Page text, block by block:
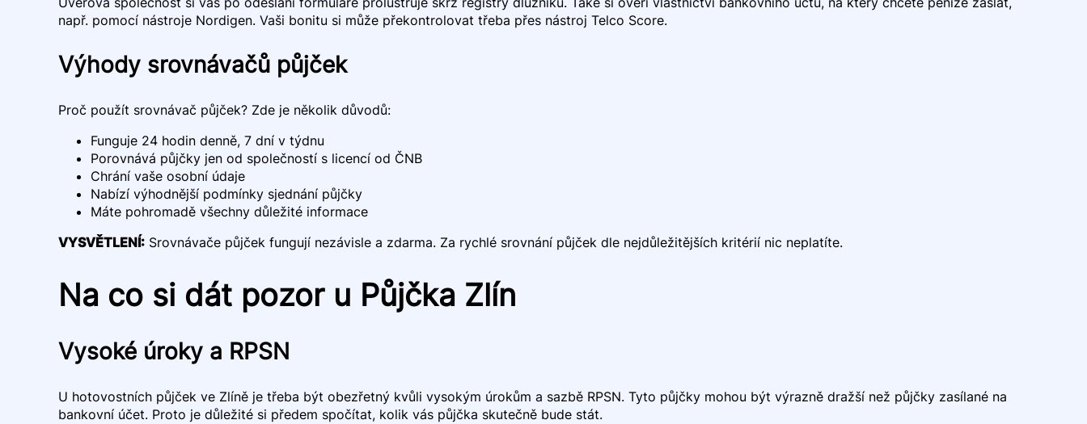
např. pomocí nástroje Nordigen. Vaši bonitu si může překontrolovat třeba přes nástroj Telco Score.
Výhody srovnávačů půjček
Proč použít srovnávač půjček? Zde je několik důvodů:
Funguje 24 hodin denně, 7 dní v týdnu
Porovnává půjčky jen od společností s licencí od ČNB
Chrání vaše osobní údaje
Nabízí výhodnější podmínky sjednání půjčky
Máte pohromadě všechny důležité informace
VYSVĚTLENÍ: Srovnávače půjček fungují nezávisle a zdarma. Za rychlé srovnání půjček dle nejdůležitějších kritérií nic neplatíte.
Na co si dát pozor u Půjčka Zlín
Vysoké úroky a RPSN
U hotovostních půjček ve Zlíně je třeba být obezřetný kvůli vysokým úrokům a sazbě RPSN. Tyto půjčky mohou být výrazně dražší než půjčky zasílané na
bankovní účet. Proto je důležité si předem spočítat, kolik vás půjčka skutečně bude stát.